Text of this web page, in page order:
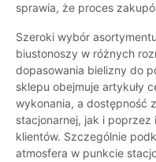
sprawia, że proces
Szeroki wybór
biustonoszy w różnych
dopasowania bielizny do
sklepu obejmuje artykuły
wykonania, a dostępność
stacjonarnej, jak i
klientów. Szczególnie
atmosfera w punkcie